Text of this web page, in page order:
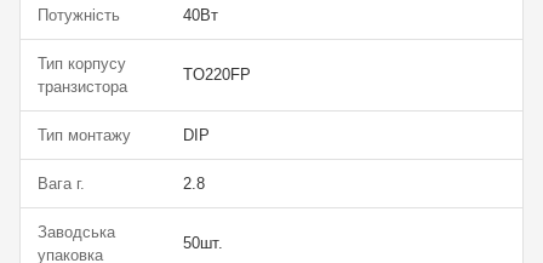
Потужність 40Вт
Тип корпусу
транзистора
TO220FP
Тип монтажу DIP
Вага г. 2.8
Заводська
упаковка
50шт.